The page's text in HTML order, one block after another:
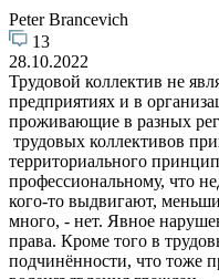
Peter Brancevich
13
28.10.2022
Трудовой коллектив не
предприятиях и в
проживающие в разных
трудовых коллективов
территориального
профессиональному, что
кого-то выдвигают,
много, - нет. Явное
права. Кроме того в
подчинённости, что тоже